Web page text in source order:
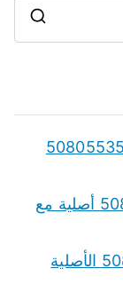
r
قطع غيار شانجان CHANGAN الكويت 50805535
قطع غيار دومي Domi الكويت 50805535 أصلية مع
قطع غيار جيلي Geely الكويت 50805535 الأصلية